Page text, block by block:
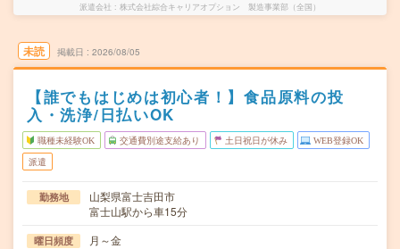
派遣会社 株式会社綜合キャリアオプション 製造事業部（全国）
未読 掲載日 2026/08/05
【誰でもはじめは初心者！】食品原料の投
入・洗浄/日払いOK
職種未経験OK 交通費別途支給あり 土日祝日が休み WEB登録OK
派遣
勤務地
山梨県富士吉田市
富士山駅から車15分
曜日頻度 月～金